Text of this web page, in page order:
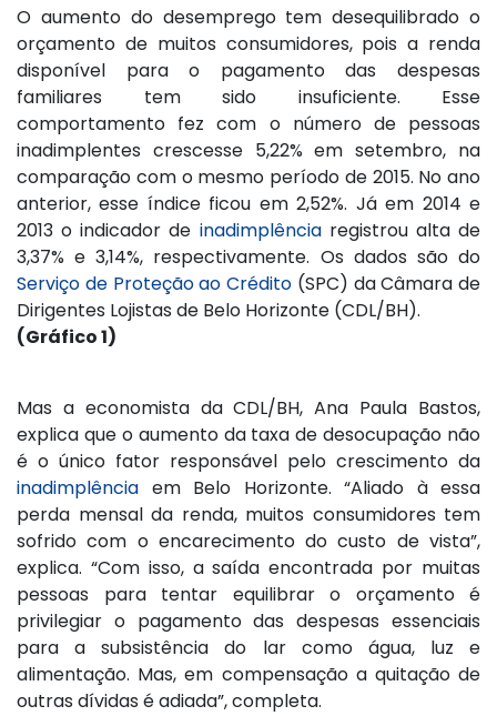
O aumento do desemprego tem desequilibrado o
orçamento de muitos consumidores, pois a renda
disponível para o pagamento das despesas
familiares tem sido insuficiente. Esse
comportamento fez com o número de pessoas
inadimplentes crescesse 5,22% em setembro, na
comparação com o mesmo período de 2015. No ano
anterior, esse índice ficou em 2,52%. Já em 2014 e
2013 o indicador de inadimplênciaregistrou alta de
3,37% e 3,14%, respectivamente. Os dados são do
Serviço de Proteção ao Crédito (SPC) da Câmara de
Dirigentes Lojistas de Belo Horizonte (CDL/BH).
(Gráfico 1)
Mas a economista da CDL/BH, Ana Paula Bastos,
explica que o aumento da taxa de desocupação não
é o único fator responsável pelo crescimento da
inadimplência em Belo Horizonte. “Aliado à essa
perda mensal da renda, muitos consumidores tem
sofrido com o encarecimento do custo de vista”,
explica. “Com isso, a saída encontrada por muitas
pessoas para tentar equilibrar o orçamento é
privilegiar o pagamento das despesas essenciais
para a subsistência do lar como água, luz e
alimentação. Mas, em compensação a quitação de
outras dívidas é adiada”, completa.